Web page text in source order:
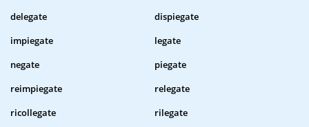
delegate
dispiegate
impiegate
legate
negate
piegate
reimpiegate
relegate
ricollegate
rilegate